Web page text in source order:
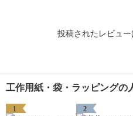
投稿されたレビュー
工作用紙・袋・ラッピングの
1 2